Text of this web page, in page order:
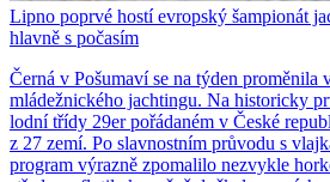
Lipno poprvé hostí evropský šampionát
hlavně s počasím
Černá v Pošumaví se na týden proměnila
mládežnického jachtingu. Na historicky
lodní třídy 29er pořádaném v České
z 27 zemí. Po slavnostním průvodu s
program výrazně zpomalilo nezvykle